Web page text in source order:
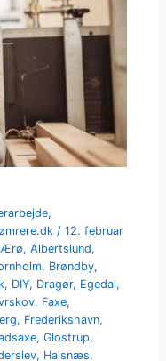
,
/12. februar
Ærø,Albertslund,
, Brøndby,
, DIY, Dragør, Egedal,
, Faxe,
, Frederikshavn,
,Glostrup,
, Halsnæs,